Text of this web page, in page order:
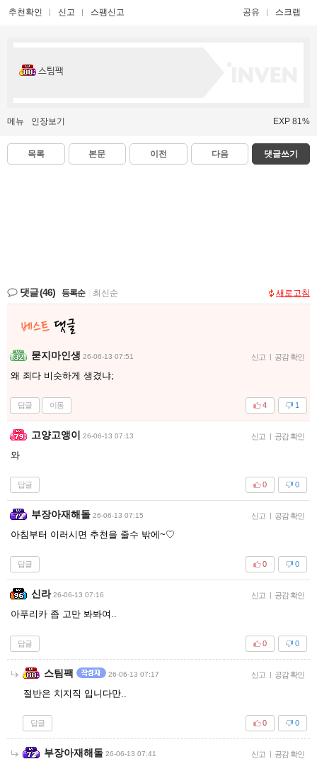
추천확인 신고 스팸신고 공유 스크랩
스팀팩
메뉴 인장보기 EXP 81%
목록 본문 이전 다음 댓글쓰기
댓글(46) 등록순 최신순 새로고침
묻지마인생 26-06-13 07:51 신고 | 공감 확인
왜 죄다 비슷하게 생겼냐;
답글 이동 1
4
고양고앵이 26-06-13 07:13 신고 | 공감 확인
와
답글 0
0
부장아재해돌 26-06-13 07:15 신고 | 공감 확인
아침부터 이러시면 추천을 줄수 밖에~♡
답글 0
0
신라 26-06-13 07:16 신고 | 공감 확인
아푸리카 좀 고만 봐봐여..
답글 0
0
스팀팩 26-06-13 07:17 신고 | 공감 확인
절반은 치지직 입니다만..
답글 0
0
부장아재해돌 26-06-13 07:41 신고 | 공감 확인